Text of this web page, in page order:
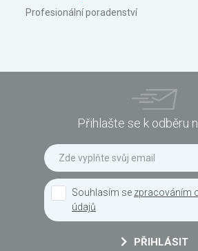
Profesionální poradenství
Přihlašte se k odběru
Souhlasím se zpracováním
údajů
PŘIHLÁSIT